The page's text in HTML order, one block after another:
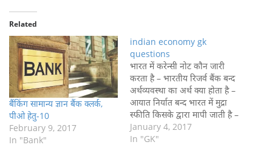
Related
बैंकिंग सामान्य ज्ञान बैंक क्लर्क,
पीओ हेतु-10
February 9, 2017
In "Bank"
indian economy gk
questions
भारत में करेन्सी नोट कौन जारी
करता है – भारतीय रिजर्व बैंक बन्द
अर्थव्यवस्था का अर्थ क्या होता है –
आयात निर्यात बन्द भारत में मुद्रा
स्फीति किसके द्वारा मापी जाती है –
थोक मूल्य सूचकांक भारत एवं
इण्डोनेशया ने वर्ष 2015 तक
January 4, 2017
In "GK"